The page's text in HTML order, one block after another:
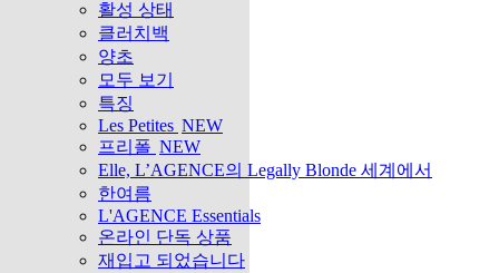
활성 상태
클러치백
양초
모두 보기
특징
Les Petites NEW
프리폴 NEW
Elle, L’AGENCE의 Legally Blonde 세계에서
한여름
L'AGENCE Essentials
온라인 단독 상품
재입고 되었습니다